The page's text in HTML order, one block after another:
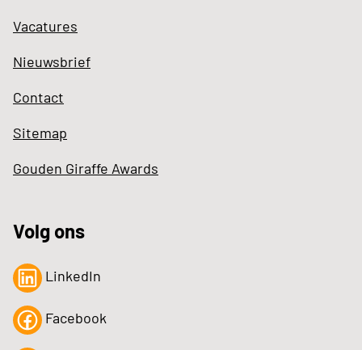
Vacatures
Nieuwsbrief
Contact
Sitemap
Gouden Giraffe Awards
Volg ons
LinkedIn
Facebook